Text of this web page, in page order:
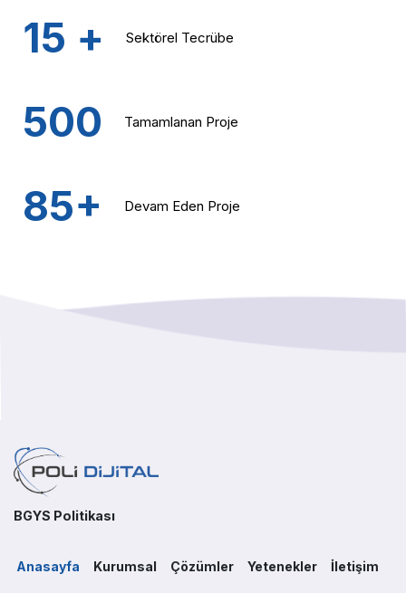
15 + Sektörel Tecrübe
500 Tamamlanan Proje
85+ Devam Eden Proje
BGYS Politikası
Anasayfa Kurumsal Çözümler Yetenekler İletişim